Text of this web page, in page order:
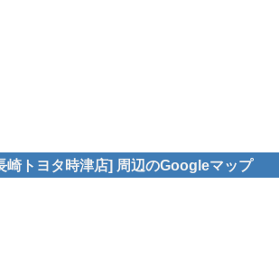
崎トヨタ時津店] 周辺のGoogleマップ